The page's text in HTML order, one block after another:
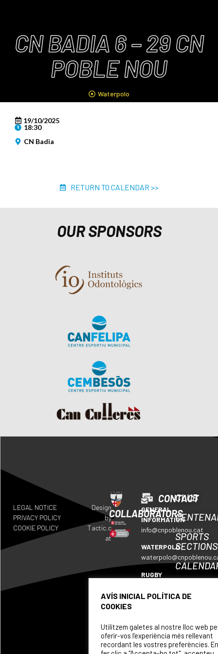
CN BADIA 6 – 29 CN
POBLE NOU
Waterpolo
19/10/2025
18:30
CN Badia
RETURN TO CALENDAR >>
OUR SPONSORS
COLLABORATORS
CONTACT
GENERAL
INFORMATION
info@cnpoblenou.cat
WATERPOLO
RUGBY
ARTISTIC
CLUB
SPORTS
SECTIONS
WE
LEGAL NOTICE
PRIVACY POLICY
COOKIE POLICY
Design
by
Tactic.c
at
AVÍS INICIAL POLÍTICA DE
COOKIES
Utilitzem galetes al nostre lloc web
oferir-vos l’experiència més rellevant
recordant les vostres preferències. En